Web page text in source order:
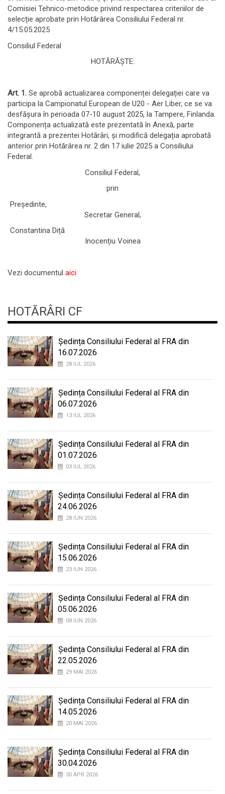
Comisiei Tehnico-metodice privind respectarea criteriilor de
selecție aprobate prin Hotărârea Consiliului Federal nr.
4/15.05.2025
Consiliul Federal
HOTĂRĂȘTE:
Art. 1. Se aprobă actualizarea componenței delegației care va
participa la Campionatul European de U20 - Aer Liber, ce se va
desfășura în perioada 07-10 august 2025, la Tampere, Finlanda.
Componența actualizată este prezentată în Anexă, parte
integrantă a prezentei Hotărâri, și modifică delegația aprobată
anterior prin Hotărârea nr. 2 din 17 iulie 2025 a Consiliului
Federal.
Consiliul Federal,
prin
Președinte,
Secretar General,
Constantina Diță
Inocențiu Voinea
Vezi documentul aici
HOTĂRÂRI CF
Ședința Consiliului Federal al FRA din
16.07.2026
28 IUL 2026
Ședința Consiliului Federal al FRA din
06.07.2026
13 IUL 2026
Ședința Consiliului Federal al FRA din
01.07.2026
03 IUL 2026
Ședința Consiliului Federal al FRA din
24.06.2026
28 IUN 2026
Ședința Consiliului Federal al FRA din
15.06.2026
23 IUN 2026
Ședința Consiliului Federal al FRA din
05.06.2026
08 IUN 2026
Ședința Consiliului Federal al FRA din
22.05.2026
29 MAI 2026
Ședința Consiliului Federal al FRA din
14.05.2026
20 MAI 2026
Ședința Consiliului Federal al FRA din
30.04.2026
30 APR 2026